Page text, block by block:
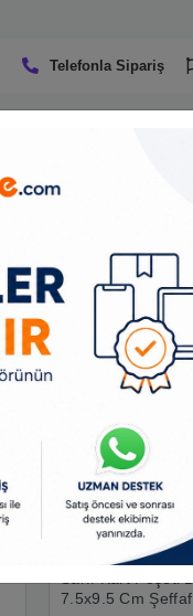
Telefonla Sipariş
7.5x9.5 Cm Şeffaf